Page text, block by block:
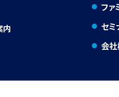
内
ファ
セ
会